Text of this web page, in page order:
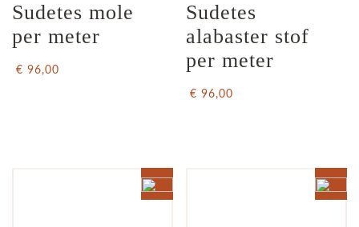
Sudetes mole
per meter
€ 96,00
Sudetes
alabaster stof
per meter
€ 96,00